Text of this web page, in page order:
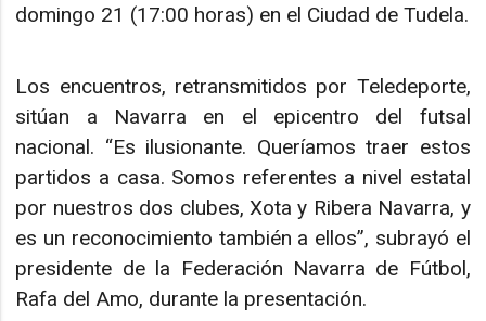
domingo 21 (17:00 horas) en el Ciudad de Tudela.
Los encuentros, retransmitidos por Teledeporte,
sitúan a Navarra en el epicentro del futsal
nacional. “Es ilusionante. Queríamos traer estos
partidos a casa. Somos referentes a nivel estatal
por nuestros dos clubes, Xota y Ribera Navarra, y
es un reconocimiento también a ellos”, subrayó el
presidente de la Federación Navarra de Fútbol,
Rafa del Amo, durante la presentación.